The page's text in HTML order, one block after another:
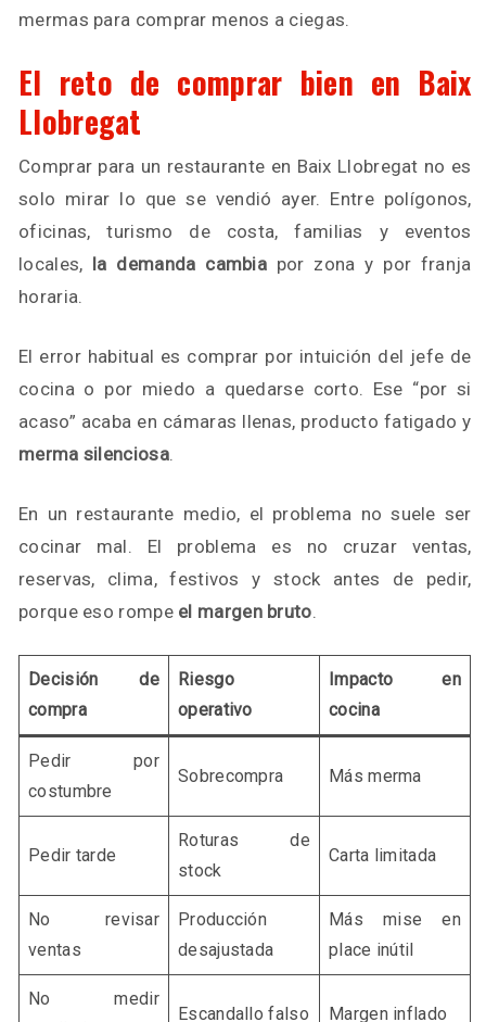
mermas para comprar menos a ciegas.
El reto de comprar bien en Baix
Llobregat
Comprar para un restaurante en Baix Llobregat no es
solo mirar lo que se vendió ayer. Entre polígonos,
oficinas, turismo de costa, familias y eventos
locales, la demanda cambia por zona y por franja
horaria.
El error habitual es comprar por intuición del jefe de
cocina o por miedo a quedarse corto. Ese “por si
acaso” acaba en cámaras llenas, producto fatigado y
merma silenciosa.
En un restaurante medio, el problema no suele ser
cocinar mal. El problema es no cruzar ventas,
reservas, clima, festivos y stock antes de pedir,
porque eso rompe el margen bruto.
Decisión de
compra
Riesgo
operativo
Impacto en
cocina
Pedir por
costumbre
Sobrecompra Más merma
Pedir tarde
Roturas de
stock
Carta limitada
No revisar
ventas
Producción
desajustada
Más mise en
place inútil
No medir
Escandallo falso Margen inflado